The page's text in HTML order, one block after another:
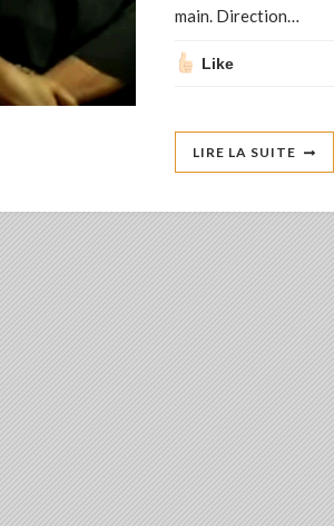
main. Direction…
Like
LIRE LA SUITE